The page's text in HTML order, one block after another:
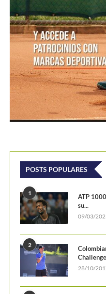
POSTS POPULARES
1
ATP
su...
09/03/
2
28/10/